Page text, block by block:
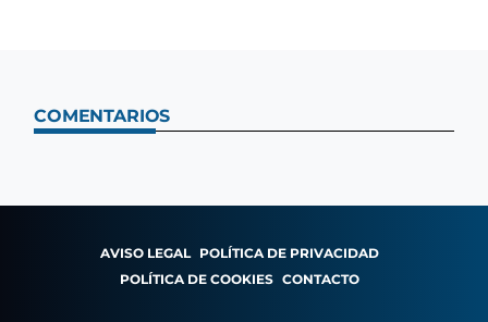
COMENTARIOS
AVISO LEGAL POLÍTICA DE PRIVACIDAD
POLÍTICA DE COOKIES CONTACTO